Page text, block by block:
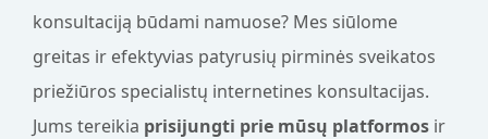
konsultaciją būdami namuose? Mes siūlome
greitas ir efektyvias patyrusių pirminės sveikatos
priežiūros specialistų internetines konsultacijas.
Jums tereikia prisijungti prie mūsų platformos ir